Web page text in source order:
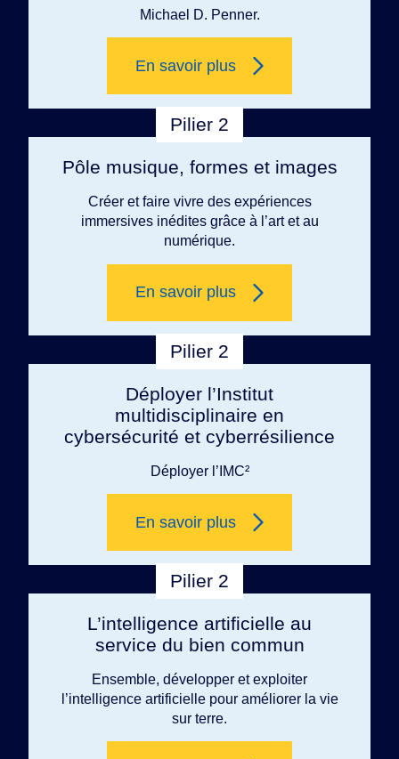
Michael D. Penner.
En savoir plus
Pilier 2
Pôle musique, formes et images
Créer et faire vivre des expériences
immersives inédites grâce à l’art et au
numérique.
En savoir plus
Pilier 2
Déployer l’Institut
multidisciplinaire en
cybersécurité et cyberrésilience
Déployer l’IMC²
En savoir plus
Pilier 2
L’intelligence artificielle au
service du bien commun
Ensemble, développer et exploiter
l’intelligence artificielle pour améliorer la vie
sur terre.